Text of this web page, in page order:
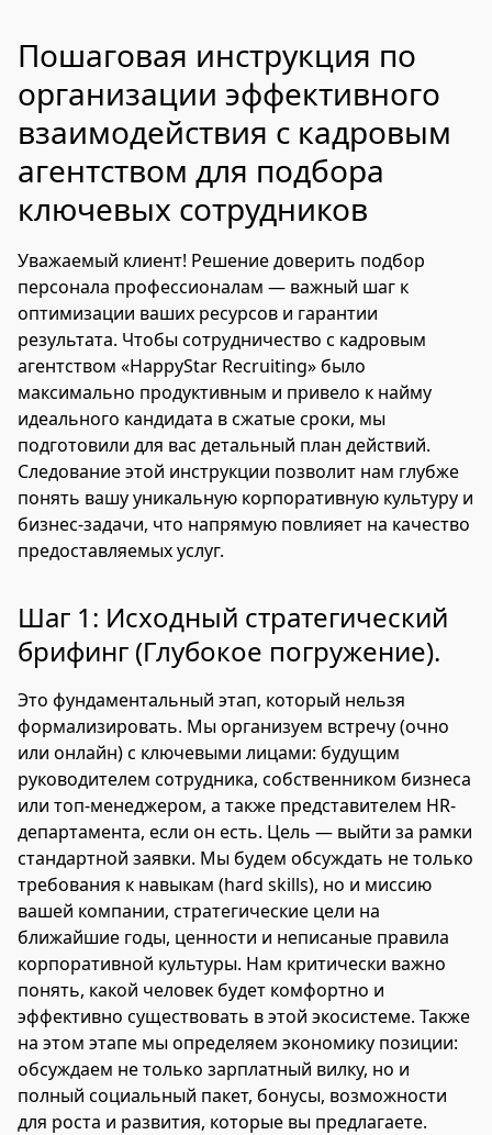
Пошаговая инструкция по
организации эффективного
взаимодействия с кадровым
агентством для подбора
ключевых сотрудников
Уважаемый клиент! Решение доверить подбор
персонала профессионалам — важный шаг к
оптимизации ваших ресурсов и гарантии
результата. Чтобы сотрудничество с кадровым
агентством «HappyStar Recruiting» было
максимально продуктивным и привело к найму
идеального кандидата в сжатые сроки, мы
подготовили для вас детальный план действий.
Следование этой инструкции позволит нам глубже
понять вашу уникальную корпоративную культуру и
бизнес-задачи, что напрямую повлияет на качество
предоставляемых услуг.
Шаг 1: Исходный стратегический
брифинг (Глубокое погружение).
Это фундаментальный этап, который нельзя
формализировать. Мы организуем встречу (очно
или онлайн) с ключевыми лицами: будущим
руководителем сотрудника, собственником бизнеса
или топ-менеджером, а также представителем HR-
департамента, если он есть. Цель — выйти за рамки
стандартной заявки. Мы будем обсуждать не только
требования к навыкам (hard skills), но и миссию
вашей компании, стратегические цели на
ближайшие годы, ценности и неписаные правила
корпоративной культуры. Нам критически важно
понять, какой человек будет комфортно и
эффективно существовать в этой экосистеме. Также
на этом этапе мы определяем экономику позиции:
обсуждаем не только зарплатный вилку, но и
полный социальный пакет, бонусы, возможности
для роста и развития, которые вы предлагаете.